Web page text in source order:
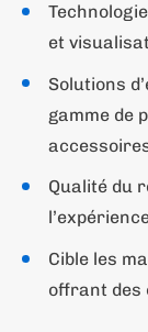
et
Solutions
gamme de
Qualité du
Cible les
offrant des